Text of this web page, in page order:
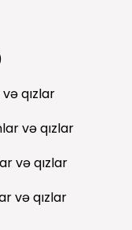
qızlar
və qızlar
və qızlar
və qızlar